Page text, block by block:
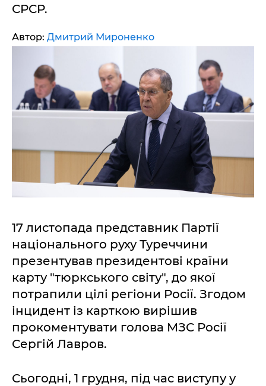
СРСР.
Автор: Дмитрий Мироненко
17 листопада представник Партії
національного руху Туреччини
презентував президентові країни
карту "тюркського світу", до якої
потрапили цілі регіони Росії. Згодом
інцидент із карткою вирішив
прокоментувати голова МЗС Росії
Сергій Лавров.
Сьогодні, 1 грудня, під час виступу у